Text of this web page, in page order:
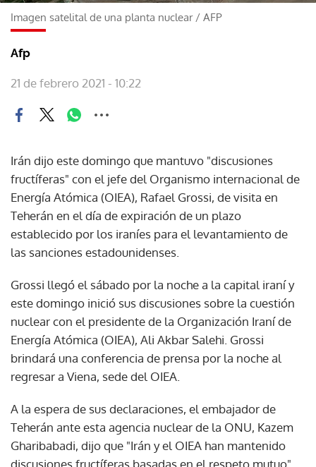
Imagen satelital de una planta nuclear/ AFP
Afp
21 de febrero 2021 - 10:22
Irán dijo este domingo que mantuvo "discusiones
fructíferas" con el jefe del Organismo internacional de
Energía Atómica (OIEA), Rafael Grossi, de visita en
Teherán en el día de expiración de un plazo
establecido por los iraníes para el levantamiento de
las sanciones estadounidenses.
Grossi llegó el sábado por la noche a la capital iraní y
este domingo inició sus discusiones sobre la cuestión
nuclear con el presidente de la Organización Iraní de
Energía Atómica (OIEA), Ali Akbar Salehi. Grossi
brindará una conferencia de prensa por la noche al
regresar a Viena, sede del OIEA.
A la espera de sus declaraciones, el embajador de
Teherán ante esta agencia nuclear de la ONU, Kazem
Gharibabadi, dijo que "Irán y el OIEA han mantenido
discusiones fructíferas basadas en el respeto mutuo".